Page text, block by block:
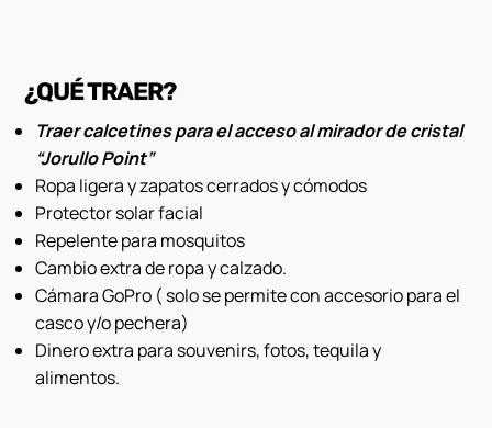
¿QUÉ TRAER?
Traer calcetines para el acceso al mirador de cristal
“Jorullo Point”
Ropa ligera y zapatos cerrados y cómodos
Protector solar facial
Repelente para mosquitos
Cambio extra de ropa y calzado.
Cámara GoPro ( solo se permite con accesorio para el
casco y/o pechera)
Dinero extra para souvenirs, fotos, tequila y
alimentos.